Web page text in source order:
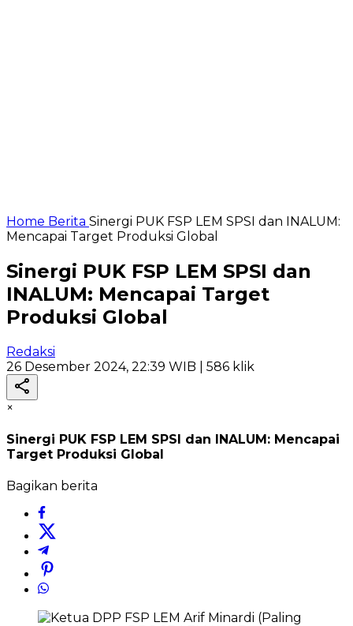
Home Berita Sinergi PUK FSP LEM SPSI dan INALUM:
Mencapai Target Produksi Global
Sinergi PUK FSP LEM SPSI dan
INALUM: Mencapai Target
Produksi Global
Redaksi
26 Desember 2024, 22:39 WIB | 586 klik
×
Sinergi PUK FSP LEM SPSI dan INALUM: Mencapai
Target Produksi Global
Bagikan berita